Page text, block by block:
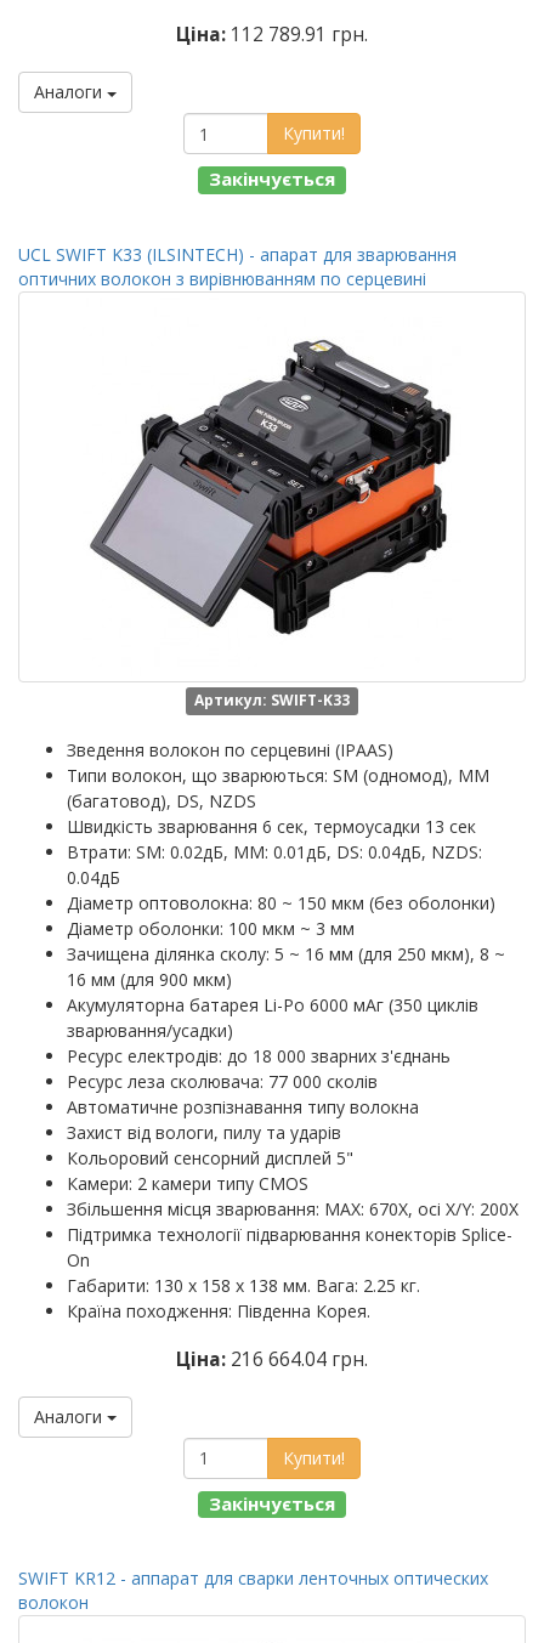
Ціна: 112 789.91 грн.
Аналоги
Купити!
Закінчується
UCL SWIFT K33 (ILSINTECH) - апарат для зварювання
оптичних волокон з вирівнюванням по серцевині
Артикул: SWIFT-K33
Зведення волокон по серцевині (IPAAS)
Типи волокон, що зварюються: SM (одномод), MM
(багатовод), DS, NZDS
Швидкість зварювання 6 сек, термоусадки 13 сек
Втрати: SM: 0.02дБ, MM: 0.01дБ, DS: 0.04дБ, NZDS:
0.04дБ
Діаметр оптоволокна: 80 ~ 150 мкм (без оболонки)
Діаметр оболонки: 100 мкм ~ 3 мм
Зачищена ділянка сколу: 5 ~ 16 мм (для 250 мкм), 8 ~
16 мм (для 900 мкм)
Акумуляторна батарея Li-Po 6000 мАг (350 циклів
зварювання/усадки)
Ресурс електродів: до 18 000 зварних з'єднань
Ресурс леза сколювача: 77 000 сколів
Автоматичне розпізнавання типу волокна
Захист від вологи, пилу та ударів
Кольоровий сенсорний дисплей 5"
Камери: 2 камери типу CMOS
Збільшення місця зварювання: MAX: 670X, осі X/Y: 200X
Підтримка технології підварювання конекторів Splice-
On
Габарити: 130 х 158 х 138 мм. Вага: 2.25 кг.
Країна походження: Південна Корея.
Ціна: 216 664.04 грн.
Аналоги
Купити!
Закінчується
SWIFT KR12 - аппарат для сварки ленточных оптических
волокон